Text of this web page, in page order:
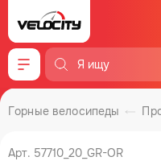
Меню
Горные велосипеды
Арт. 57710_20_GR-OR